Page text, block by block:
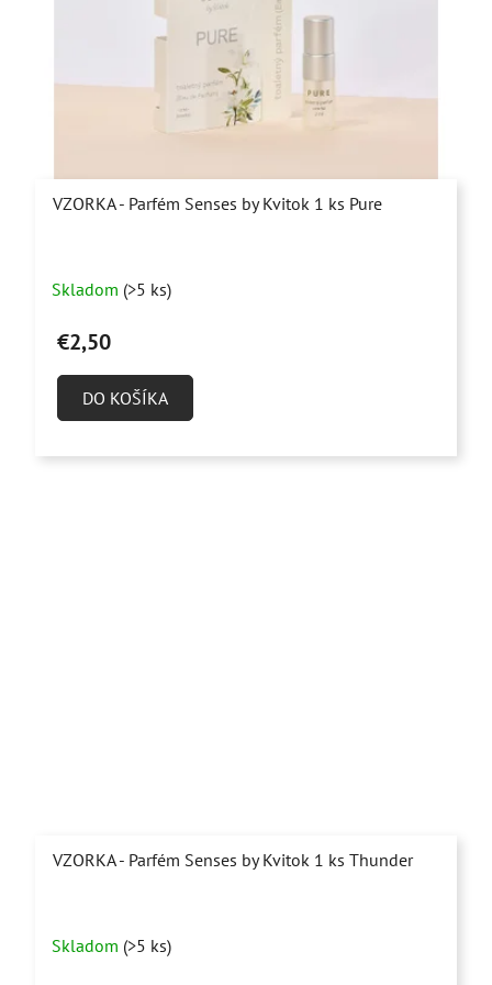
VZORKA - Parfém Senses by Kvitok 1 ks Pure
hodnotenie
produktu
z
Skladom (>5 ks)
€2,50
DO KOŠÍKA
VZORKA - Parfém Senses by Kvitok 1 ks Thunder
hodnotenie
Skladom (>5 ks)